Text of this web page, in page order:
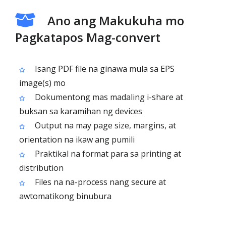
Ano ang Makukuha mo
Pagkatapos Mag-convert
Isang PDF file na ginawa mula sa EPS
image(s) mo
Dokumentong mas madaling i-share at
buksan sa karamihan ng devices
Output na may page size, margins, at
orientation na ikaw ang pumili
Praktikal na format para sa printing at
distribution
Files na na-process nang secure at
awtomatikong binubura